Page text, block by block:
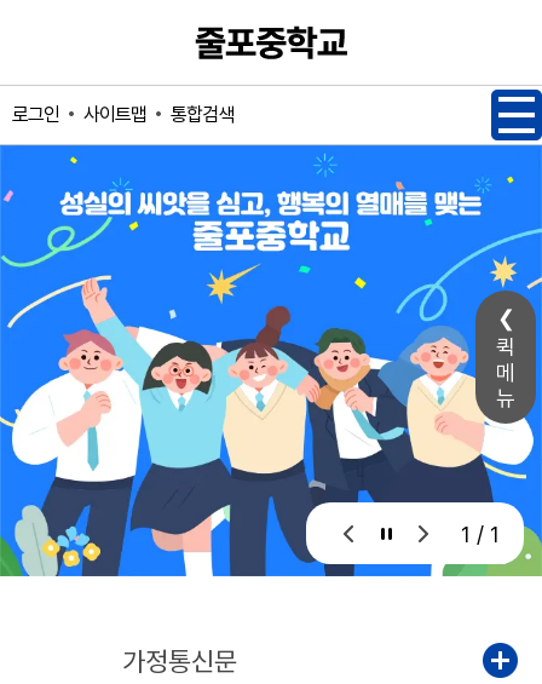
퀵
메
뉴
로그인 사이트맵 통합검색
1 / 1
가정통신문